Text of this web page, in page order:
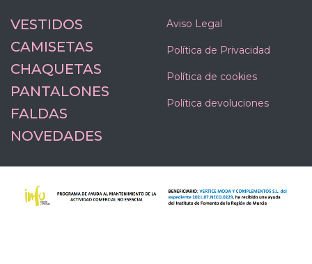
VESTIDOS
CAMISETAS
CHAQUETAS
PANTALONES
FALDAS
NOVEDADES
Aviso Legal
Política de Privacidad
Política de cookies
Política devoluciones